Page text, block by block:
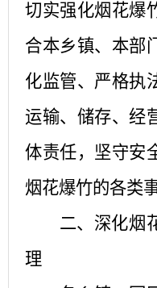
切实强化烟花爆
合本乡镇、本部
化监管、严格执
运输、储存、经
体责任，坚守安
烟花爆竹的各类
二、深化烟
理